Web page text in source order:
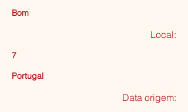
Bom
Local:
7
Portugal
Data origem: